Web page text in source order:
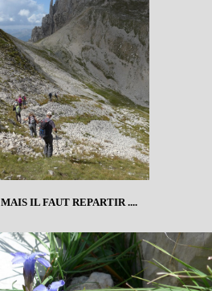
MAIS IL FAUT REPARTIR ....